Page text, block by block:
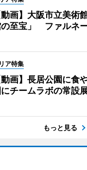
動画】大阪市立美術
至宝」 ファルネ
ア特集
動画】長居公園に
にチームラボの常設
もっと見る